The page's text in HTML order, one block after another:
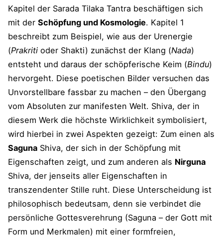
Kapitel der Sarada Tilaka Tantra beschäftigen sich
mit der Schöpfung und Kosmologie. Kapitel 1
beschreibt zum Beispiel, wie aus der Urenergie
(Prakriti oder Shakti) zunächst der Klang (Nada)
entsteht und daraus der schöpferische Keim (Bindu)
hervorgeht. Diese poetischen Bilder versuchen das
Unvorstellbare fassbar zu machen – den Übergang
vom Absoluten zur manifesten Welt. Shiva, der in
diesem Werk die höchste Wirklichkeit symbolisiert,
wird hierbei in zwei Aspekten gezeigt: Zum einen als
Saguna Shiva, der sich in der Schöpfung mit
Eigenschaften zeigt, und zum anderen als Nirguna
Shiva, der jenseits aller Eigenschaften in
transzendenter Stille ruht. Diese Unterscheidung ist
philosophisch bedeutsam, denn sie verbindet die
persönliche Gottesverehrung (Saguna – der Gott mit
Form und Merkmalen) mit einer formfreien,